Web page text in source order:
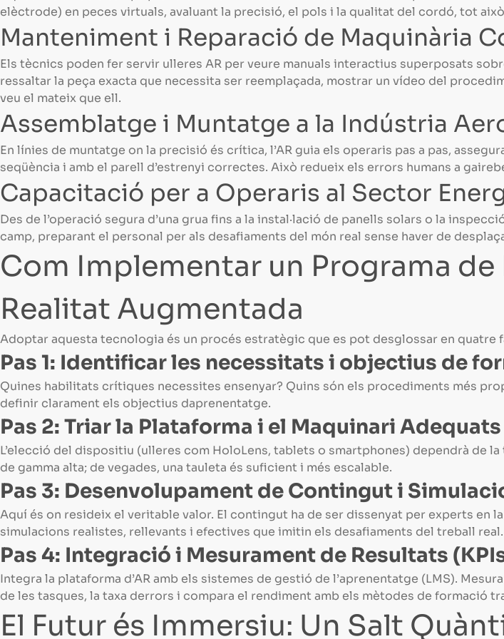
elèctrode) en peces virtuals, avaluant la precisió, el pols i la qualitat del cordó, tot
Manteniment i Reparació de Maquinària
Els tècnics poden fer servir ulleres AR per veure manuals interactius superposats
ressaltar la peça exacta que necessita ser reemplaçada, mostrar un vídeo del
veu el mateix que ell.
Assemblatge i Muntatge a la Indústria
En línies de muntatge on la precisió és crítica, l’AR guia els operaris pas a pas,
seqüència i amb el parell d’estrenyi correctes. Això redueix els errors humans a
Capacitació per a Operaris al Sector
Des de l’operació segura d’una grua fins a la instal·lació de panells solars o la
camp, preparant el personal per als desafiaments del món real sense haver de
Com Implementar un Programa
Realitat Augmentada
Adoptar aquesta tecnologia és un procés estratègic que es pot desglossar en quatre
Pas 1: Identificar les necessitats i objectius de
Quines habilitats crítiques necessites ensenyar? Quins són els procediments més
definir clarament els objectius daprenentatge.
Pas 2: Triar la Plataforma i el Maquinari Adequats
L’elecció del dispositiu (ulleres com HoloLens, tablets o smartphones) dependrà de
de gamma alta; de vegades, una tauleta és suficient i més escalable.
Pas 3: Desenvolupament de Contingut i
Aquí és on resideix el veritable valor. El contingut ha de ser dissenyat per experts en
simulacions realistes, rellevants i efectives que imitin els desafiaments del treball real.
Pas 4: Integració i Mesurament de Resultats
Integra la plataforma d’AR amb els sistemes de gestió de l’aprenentatge (LMS).
de les tasques, la taxa derrors i compara el rendiment amb els mètodes de formació
El Futur és Immersiu: Un Salt